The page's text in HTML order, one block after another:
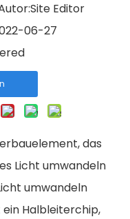
Editor
06-27
das
Licht umwandeln
umwandeln
ein Halbleiterchip,